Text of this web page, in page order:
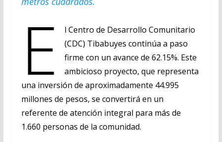
E
l Centro de Desarrollo Comunitario
(CDC) Tibabuyes continúa a paso
firme con un avance de 62.15%. Este
ambicioso proyecto, que representa
una inversión de aproximadamente 44.995
millones de pesos, se convertirá en un
referente de atención integral para más de
1.660 personas de la comunidad.